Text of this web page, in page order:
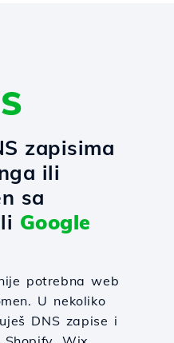
zapisima
ili
sa
Google
potrebna web
U nekoliko
DNS zapise i